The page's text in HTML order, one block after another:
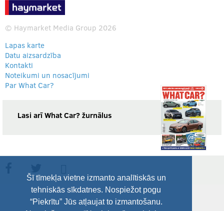
Šī tīmekļa vietne izmanto analītiskās un
tehniskās sīkdatnes. Nospiežot pogu
“Piekrītu” Jūs atļaujat to izmantošanu.
© Haymarket Media Group 2026
Lapas karte
Datu aizsardzība
Kontakti
Noteikumi un nosacījumi
Par What Car?
Lasi arī What Car? žurnālus